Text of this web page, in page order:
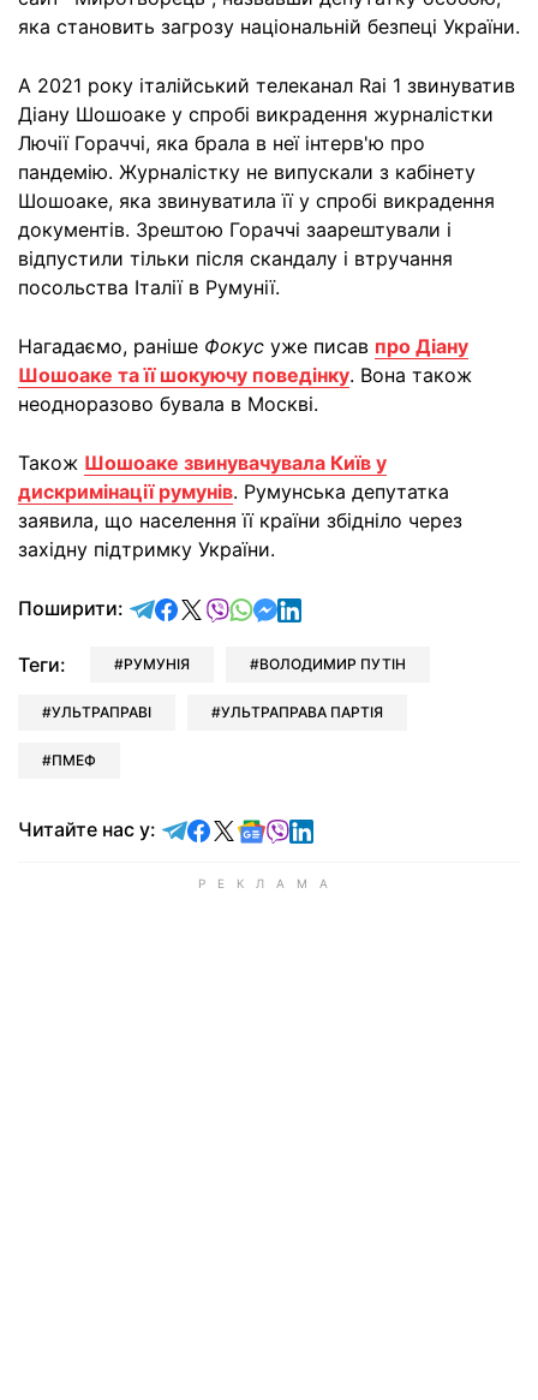
яка становить загрозу національній безпеці України.
А 2021 року італійський телеканал Rai 1 звинуватив
Діану Шошоаке у спробі викрадення журналістки
Лючії Гораччі, яка брала в неї інтерв'ю про
пандемію. Журналістку не випускали з кабінету
Шошоаке, яка звинуватила її у спробі викрадення
документів. Зрештою Гораччі заарештували і
відпустили тільки після скандалу і втручання
посольства Італії в Румунії.
Нагадаємо, раніше Фокус уже писав про Діану
Шошоаке та її шокуючу поведінку. Вона також
неодноразово бувала в Москві.
Також Шошоаке звинувачувала Київ у
дискримінації румунів. Румунська депутатка
заявила, що населення її країни збідніло через
західну підтримку України.
Поширити: відправити у Telegram
поділитись у Facebook
поділитись у X
відправити у Viber
відправити у Whatsapp
відправити у Messenger
відправити у LinkedIn
Теги: РУМУНІЯ ВОЛОДИМИР ПУТІН
УЛЬТРАПРАВІ УЛЬТРАПРАВА ПАРТІЯ
ПМЕФ
Читайте нас у: Читайте у Telegram
Читайте у Facebook
Читайте у X
Читайте у Google news
Читайте у Viber
Читайте у LinkedIn